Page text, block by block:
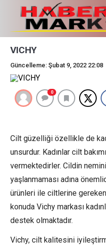
VICHY
Güncelleme: Şubat 9, 2022 22:08
0
Cilt güzelliği özellikle de
unsurdur. Kadınlar cilt
vermektedirler. Cildin
yaşlanmaması adına
ürünleri ile ciltlerine
konuda Vichy markası
destek olmaktadır.
Vichy, cilt kalitesini